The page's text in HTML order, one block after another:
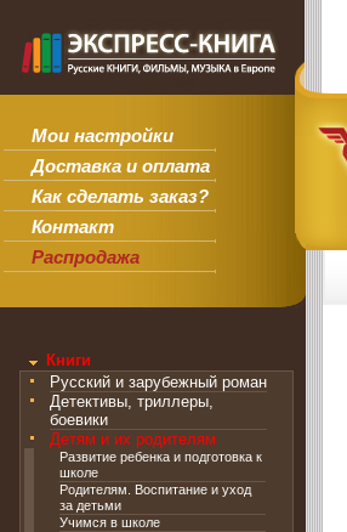
Мои настройки
Доставка и оплата
Как сделать заказ?
Контакт
Распродажа
Книги
Русский и зарубежный роман
Детективы, триллеры,
боевики
Детям и их родителям
Развитие ребенка и подготовка к
школе
Родителям. Воспитание и уход
за детьми
Учимся в школе